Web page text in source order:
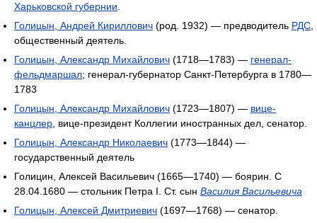
Харьковской губернии
Голицын, Андрей Кириллович (род. 1932) — предводитель РДС
общественный деятель.
Голицын, Александр Михайлович (1718—1783) — генерал-
фельдмаршал; генерал-губернатор Санкт-Петербурга в 1780—
1783
Голицын, Александр Михайлович (1723—1807) — вице-
канцлер , вице-президент Коллегии иностранных дел, сенатор.
Голицын, Александр Николаевич (1773—1844) —
государственный деятель
Голицин, Алексей Васильевич (1665—1740) — боярин. С
28.04.1680 — стольник Петра I. Ст. сын Василия Васильевича
Голицын, Алексей Дмитриевич (1697—1768) — сенатор.